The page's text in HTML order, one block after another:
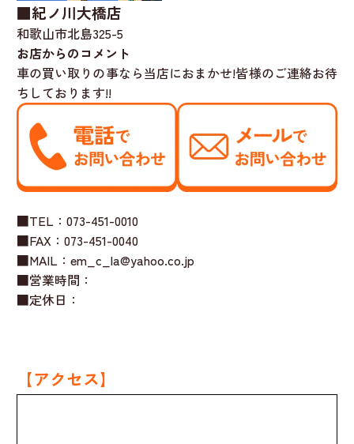
■紀ノ川大橋店
和歌山市北島325-5
お店からのコメント
車の買い取りの事なら当店におまかせ!皆様のご連絡お待
ちしております!!
■TEL：073-451-0010
■FAX：073-451-0040
■MAIL：em_c_la@yahoo.co.jp
■営業時間：
■定休日：
【アクセス】